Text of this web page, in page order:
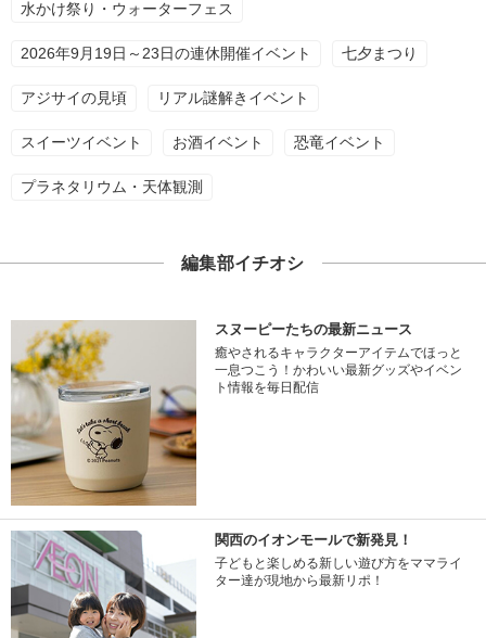
水かけ祭り・ウォーターフェス
2026年9月19日～23日の連休開催イベント 七夕まつり
アジサイの見頃 リアル謎解きイベント
スイーツイベント お酒イベント 恐竜イベント
プラネタリウム・天体観測
編集部イチオシ
スヌーピーたちの最新ニュース
癒やされるキャラクターアイテムでほっと
一息つこう！かわいい最新グッズやイベン
ト情報を毎日配信
関西のイオンモールで新発見！
子どもと楽しめる新しい遊び方をママライ
ター達が現地から最新リポ！